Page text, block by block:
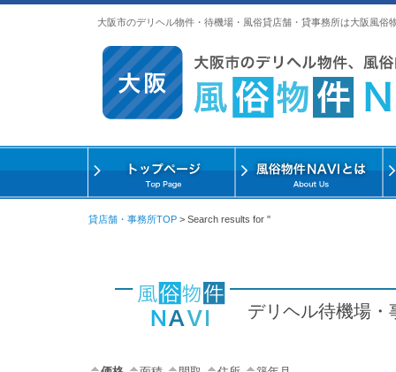
大阪市のデリヘル物件・待機場・風俗貸店舗・貸事務所は大阪風俗
貸店舗・事務所TOP > Search results for ''
デリヘル待機場・